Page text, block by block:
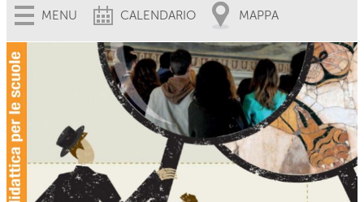
MENU CALENDARIO MAPPA